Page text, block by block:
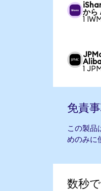
から
1
1
免責
この製品
めのみに
数秒